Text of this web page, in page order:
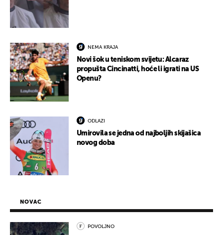
NEMA KRAJA
Novi šok u teniskom svijetu: Alcaraz
propušta Cincinatti, hoće li igrati na US
Openu?
ODLAZI
Umirovila se jedna od najboljih skijašica
novog doba
NOVAC
POVOLJNO